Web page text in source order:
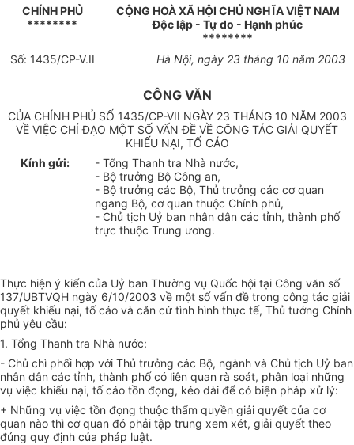
CHÍNH PHỦ
********
CỘNG HOÀ XÃ HỘI CHỦ NGHĨA VIỆT NAM
Độc lập - Tự do - Hạnh phúc
********
Số: 1435/CP-V.II
Hà Nội, ngày 23 tháng 10 năm 2003
CÔNG VĂN
CỦA CHÍNH PHỦ SỐ 1435/CP-VII NGÀY 23 THÁNG 10 NĂM 2003
VỀ VIỆC CHỈ ĐẠO MỘT SỐ VẤN ĐỀ VỀ CÔNG TÁC GIẢI QUYẾT
KHIẾU NẠI, TỐ CÁO
Kính gửi:
- Tổng Thanh tra Nhà nước,
- Bộ trưởng Bộ Công an,
- Bộ trưởng các Bộ, Thủ trưởng các cơ quan
ngang Bộ, cơ quan thuộc Chính phủ,
- Chủ tịch Uỷ ban nhân dân các tỉnh, thành phố
trực thuộc Trung ương.
Thực hiện ý kiến của Uỷ ban Thường vụ Quốc hội tại Công văn số
137/UBTVQH ngày 6/10/2003 về một số vấn đề trong công tác giải
quyết khiếu nại, tố cáo và căn cứ tình hình thực tế, Thủ tướng Chính
phủ yêu cầu:
1. Tổng Thanh tra Nhà nước:
- Chủ chì phối hợp với Thủ trưởng các Bộ, ngành và Chủ tịch Uỷ ban
nhân dân các tỉnh, thành phố có liên quan rà soát, phân loại những
vụ việc khiếu nại, tố cáo tồn đọng, kéo dài để có biện pháp xử lý:
+ Những vụ việc tồn đọng thuộc thẩm quyền giải quyết của cơ
quan nào thì cơ quan đó phải tập trung xem xét, giải quyết theo
đúng quy định của pháp luật.